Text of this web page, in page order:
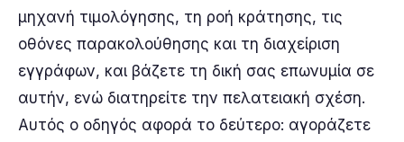
μηχανή τιμολόγησης, τη ροή κράτησης, τις
οθόνες παρακολούθησης και τη διαχείριση
εγγράφων, και βάζετε τη δική σας επωνυμία σε
αυτήν, ενώ διατηρείτε την πελατειακή σχέση.
Αυτός ο οδηγός αφορά το δεύτερο: αγοράζετε